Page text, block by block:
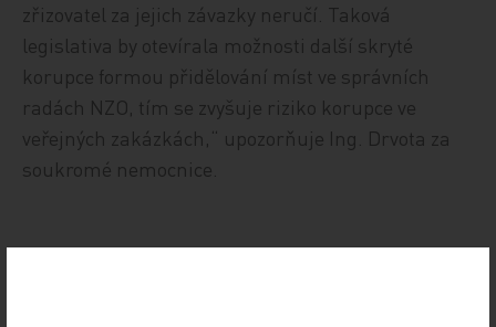
zřizovatel za jejich závazky neručí. Taková
legislativa by otevírala možnosti další skryté
korupce formou přidělování míst ve správních
radách NZO, tím se zvyšuje riziko korupce ve
veřejných zakázkách,“ upozorňuje Ing. Drvota za
soukromé nemocnice.